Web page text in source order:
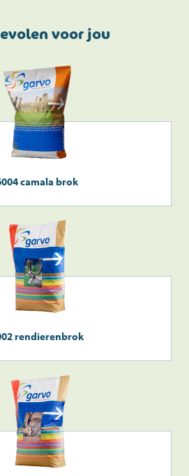
>
voor jou
camala brok
rendierenbrok